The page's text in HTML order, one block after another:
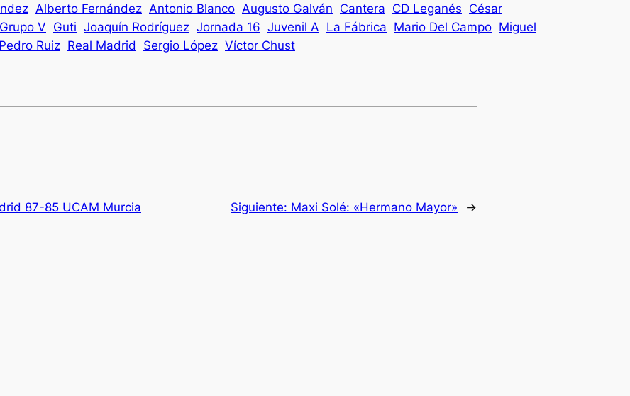
Alberto Fernández Antonio Blanco Augusto Galván Cantera CD Leganés César
Grupo V Guti Joaquín Rodríguez Jornada 16 Juvenil A La Fábrica Mario Del Campo Miguel
Pedro Ruiz Real Madrid Sergio López Víctor Chust
87-85 UCAM Murcia Siguiente: Maxi Solé: «Hermano Mayor» →